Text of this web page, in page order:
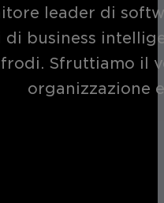
leader di
business
Sfruttiamo il
organizzazione